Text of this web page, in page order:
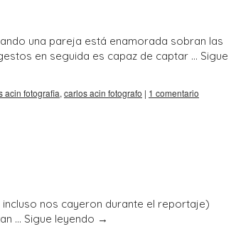
una pareja está enamorada sobran las
en seguida es capaz de captar … Sigue
acin fotografia, carlos acin fotografo | 1 comentario
nos cayeron durante el reportaje)
… Sigue leyendo →